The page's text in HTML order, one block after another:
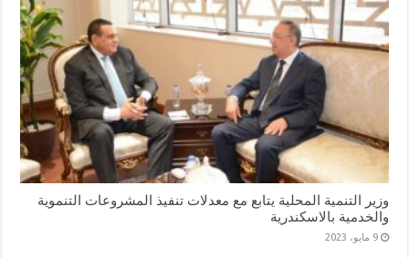
وزير التنمية المحلية يتابع مع معدلات تنفيذ المشروعات التنموية
والخدمية بالاسكندرية
9 مايو، 2023